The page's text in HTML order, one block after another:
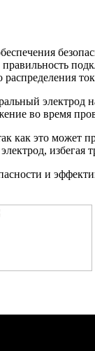
электрод
во время
как это
избегая
и